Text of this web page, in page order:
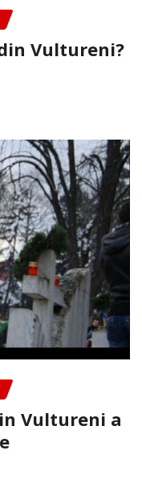
Vultureni?
Vultureni a